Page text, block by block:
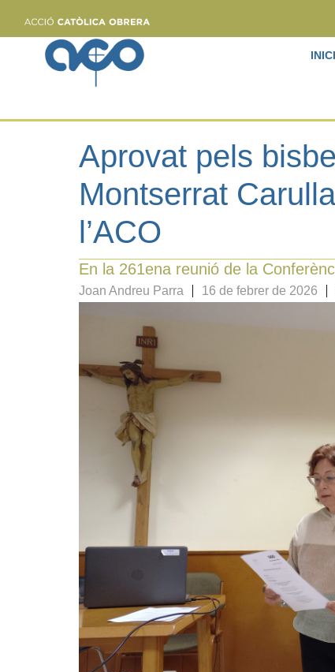
INICI
Aprovat pels
Montserrat
l’ACO
En la 261ena reunió de la
Joan Andreu Parra 16 de febrer de 2026